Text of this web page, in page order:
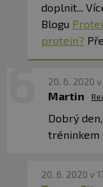
doplnit...
Blogu
protein?
20. 6. 2020 v
Martin
Dobrý
tréninkem
20. 6. 2020 v